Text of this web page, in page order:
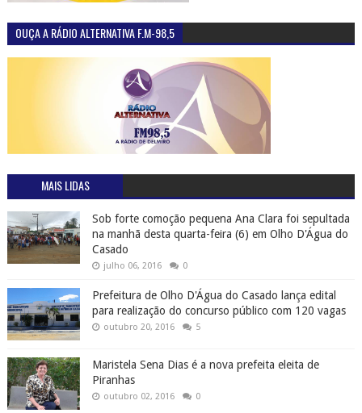
OUÇA A RÁDIO ALTERNATIVA F.M-98,5
MAIS LIDAS
Sob forte comoção pequena Ana Clara foi sepultada
na manhã desta quarta-feira (6) em Olho D'Água do
Casado
julho 06, 2016 0
Prefeitura de Olho D'Água do Casado lança edital
para realização do concurso público com 120 vagas
outubro 20, 2016 5
Maristela Sena Dias é a nova prefeita eleita de
Piranhas
outubro 02, 2016 0